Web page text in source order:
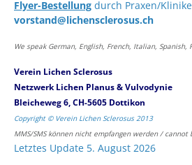
Flyer-Bestellung durch Praxen/
vorstand@lichensclerosus.ch
We speak German, English, French, Italian, Spanish,
Verein Lichen Sclerosus
Netzwerk Lichen Planus & Vulvodynie
Bleicheweg 6, CH-5605 Dottikon
Copyright © Verein Lichen Sclerosus 2013
MMS/SMS können nicht empfangen werden / cannot
Letztes Update 5. August 2026